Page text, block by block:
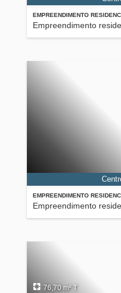
EMPREENDIMENTO
Empreendimento
EMPREENDIMENTO
Empreendimento
76,70 m² T